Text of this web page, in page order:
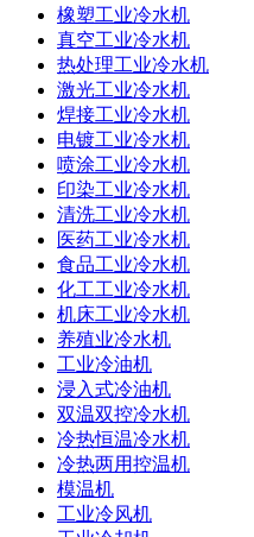
橡塑工业冷水机
真空工业冷水机
热处理工业冷水机
激光工业冷水机
焊接工业冷水机
电镀工业冷水机
喷涂工业冷水机
印染工业冷水机
清洗工业冷水机
医药工业冷水机
食品工业冷水机
化工工业冷水机
机床工业冷水机
养殖业冷水机
工业冷油机
浸入式冷油机
双温双控冷水机
冷热恒温冷水机
冷热两用控温机
模温机
工业冷风机